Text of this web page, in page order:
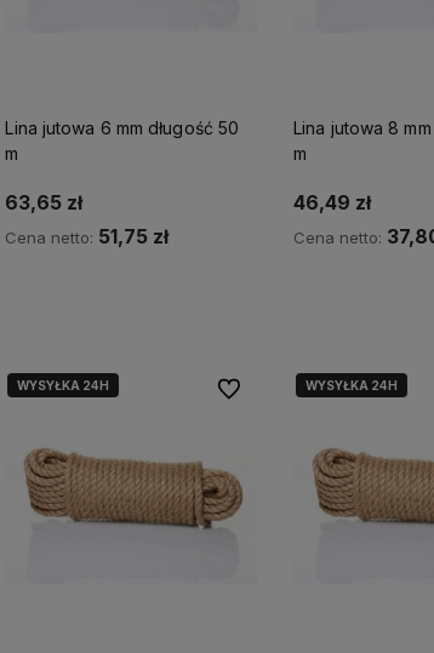
Lina jutowa 6 mm długość 50
m
63,65 zł
Cena netto: 51,75 zł
Lina jutowa 8
m
46,49 zł
Cena netto:
WYSYŁKA 24H Do ulubionychWYSYŁKA 24H